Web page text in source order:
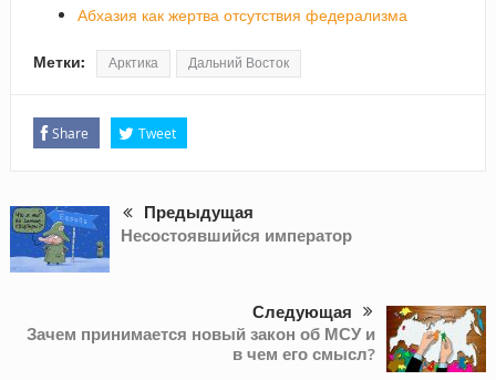
Абхазия как жертва отсутствия федерализма
Метки: Арктика Дальний Восток
Share Tweet
Предыдущая
Несостоявшийся император
Следующая
Зачем принимается новый закон об МСУ и
в чем его смысл?